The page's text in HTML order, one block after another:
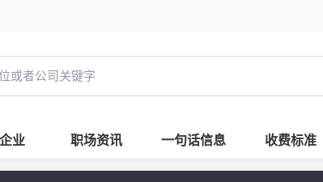
业 职场资讯 一句话信息 收费标准